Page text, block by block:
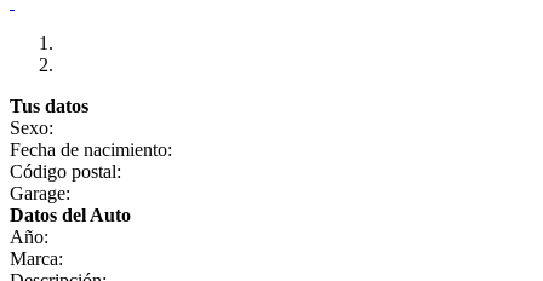
Tus datos
Sexo:
Fecha de nacimiento:
Código postal:
Garage:
Datos del Auto
Año:
Marca: